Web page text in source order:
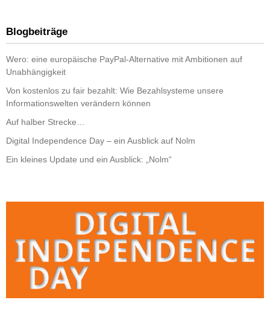
Blogbeiträge
Wero: eine europäische PayPal-Alternative mit Ambitionen auf
Unabhängigkeit
Von kostenlos zu fair bezahlt: Wie Bezahlsysteme unsere
Informationswelten verändern können
Auf halber Strecke…
Digital Independence Day – ein Ausblick auf Nolm
Ein kleines Update und ein Ausblick: „Nolm“